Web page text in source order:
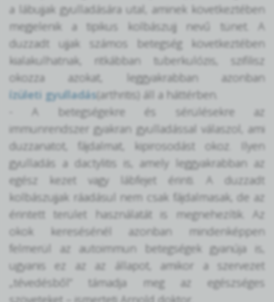
a lábujjak gyulladására utal, aminek következtében
megjelenik a tipikus kolbászujj nevű tünet. A
duzzadt ujjak számos betegség következtében
kialakulhatnak, ritkábban tuberkulózis, szifilisz
okozza azokat, leggyakrabban azonban
ízületi gyulladás(arthritis) áll a háttérben.
- A betegségekre és sérülésekre az
immunrendszer gyakran gyulladással válaszol, ami
duzzanatot, fájdalmat, kipirosodást okoz. Ilyen
gyulladás a dactylitis is, amely leggyakrabban az
egész kezet vagy lábfejet érinti. A duzzadt
kolbászujjak ráadásul nem csak fájdalmasak, de az
érintett terület használatát is megnehezítik. Az
okok keresésénél azonban mindenképpen
felmerül az autoimmun betegségek gyanúja is,
ugyanis ez az az állapot, amikor a szervezet
„tévedésből” támadja meg az egészséges